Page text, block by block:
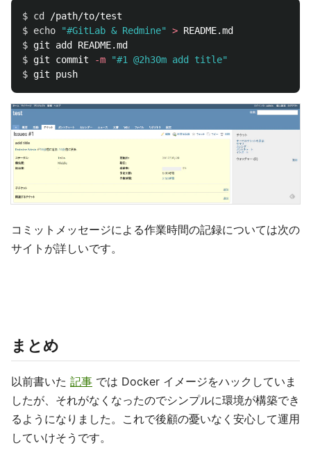
$ cd
$ echo "#GitLab & Redmine" >
$
$ git commit -m
"#1 @2h30m add title"
$
コミットメッセージによる作業時間の記録については次の
サイトが詳しいです。
まとめ
以前書いた 記事 では Docker イメージをハックしていま
したが、それがなくなったのでシンプルに環境が構築でき
るようになりました。これで後顧の憂いなく安心して運用
していけそうです。